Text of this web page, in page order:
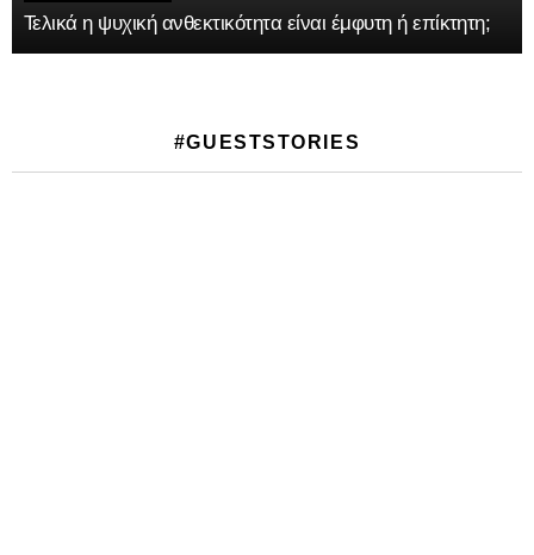
Τελικά η ψυχική ανθεκτικότητα είναι έμφυτη ή επίκτητη;
#GUESTSTORIES